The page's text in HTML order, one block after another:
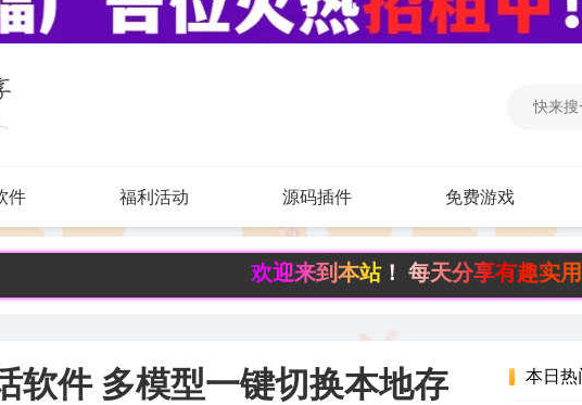
件 福利活动 源码插件 免费游戏
欢迎来到本站！ 每天分享有趣实用资源。
软件 多模型一键切换本地存
本日热